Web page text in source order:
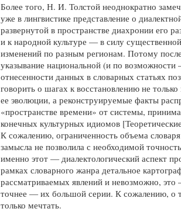
Более того, Н. И. Толстой неоднократно
уже в лингвистике представление о
развернутой в пространстве диахронии его
и к народной культуре — в силу
изменений по разным регионам. Потому
указывание национальной (и по
отнесенности данных в словарных статьях
говорить о шагах к восстановлению не
ее эволюции, а реконструируемые факты
«пространстве времени» от системы,
конечных культурных идиомов
К сожалению, ограниченность объема
замысла не позволила с необходимой
именно этот — диалектологический аспект
рамках словарного жанра детальное
рассматриваемых явлений и невозможно, это
точнее — их большой серии. К сожалению, о
только мечтать.